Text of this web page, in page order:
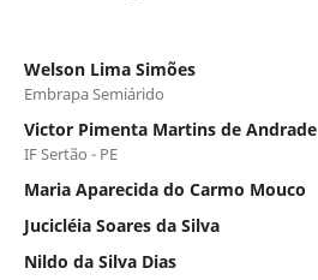
Welson Lima Simões
Embrapa Semiárido
Victor Pimenta Martins de Andrade
IF Sertão - PE
Maria Aparecida do Carmo Mouco
Jucicléia Soares da Silva
Nildo da Silva Dias